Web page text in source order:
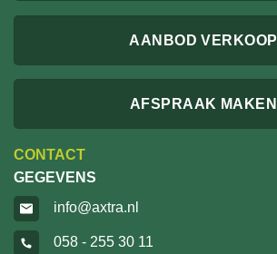
AANBOD VERKOOP
AFSPRAAK MAKEN
CONTACT
GEGEVENS
info@axtra.nl
058 - 255 30 11